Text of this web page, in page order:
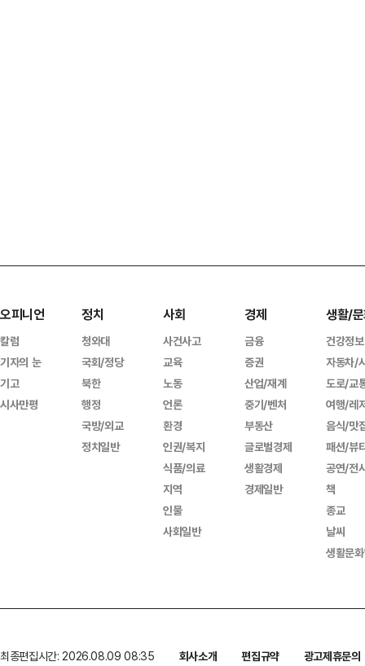
오피니언
칼럼
기자의 눈
기고
시사만평
정치
청와대
국회/정당
북한
행정
국방/외교
정치일반
사회
사건사고
교육
노동
언론
환경
인권/복지
식품/의료
지역
인물
사회일반
경제
금융
증권
산업/재계
중기/벤처
부동산
글로벌경제
생활경제
경제일반
생활/
건강정보
자동차/
도로/교
여행/레
음식/맛
패션/뷰
공연/전
책
종교
날씨
생활문
최종편집시간: 2026.08.09 08:35 회사소개 편집규약
광고제휴문의